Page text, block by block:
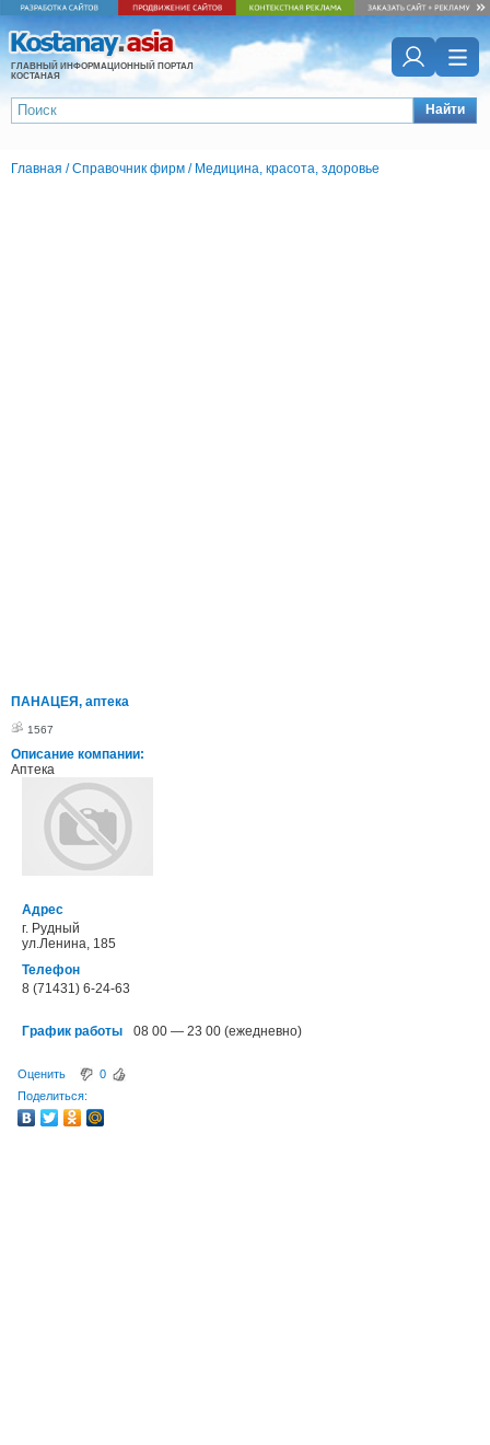
ГЛАВНЫЙ ИНФОРМАЦИОННЫЙ ПОРТАЛ
КОСТАНАЯ
Найти
Главная /Справочник фирм / Медицина, красота, здоровье
ПАНАЦЕЯ, аптека
1567
Описание компании:
Аптека
Адрес
г. Рудный
ул.Ленина, 185
Телефон
8 (71431) 6-24-63
График работы 08 00 — 23 00 (ежедневно)
Оценить
0
Поделиться: